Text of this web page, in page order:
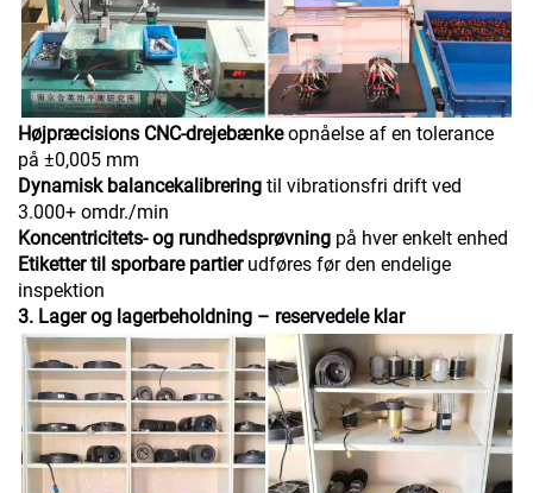
Højpræcisions CNC-drejebænkeopnåelse af en tolerance
på ±0,005 mm
Dynamisk balancekalibrering til vibrationsfri drift ved
3.000+ omdr./min
Koncentricitets- og rundhedsprøvning på hver enkelt enhed
Etiketter til sporbare partier udføres før den endelige
inspektion
3. Lager og lagerbeholdning – reservedele klar